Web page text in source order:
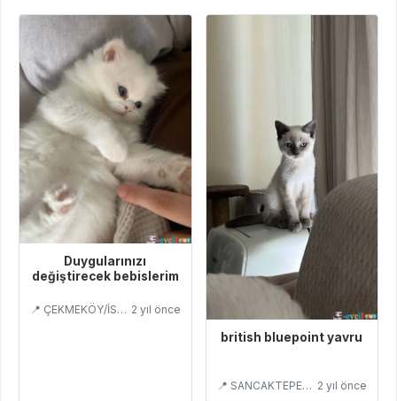
Duygularınızı
değiştirecek bebislerim
📍 ÇEKMEKÖY/İSTANBUL 2 yıl önce
british bluepoint yavru
📍 SANCAKTEPE/İSTANBUL 2 yıl önce